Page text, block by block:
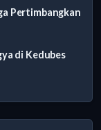
Pertimbangkan
di Kedubes